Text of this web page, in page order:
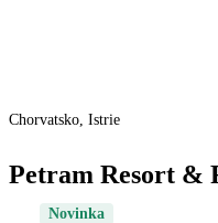
Chorvatsko, Istrie
Petram Resort &
Novinka